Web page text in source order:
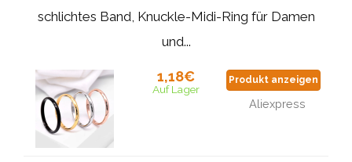
schlichtes Band, Knuckle-Midi-Ring für Damen
und...
1,18€
Auf Lager
Produkt anzeigen
Aliexpress